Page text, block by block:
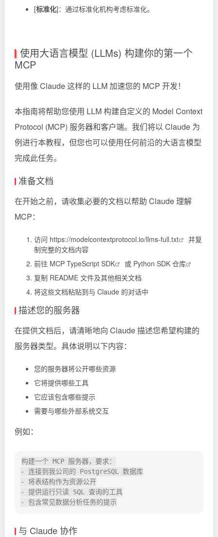
[标准化]：通过标准化机构考虑标准化。
使用大语言模型 (LLMs) 构建你的第一个
MCP
使用像 Claude这样的 LLM 加速您的 MCP 开发！
本指南将帮助您使用 LLM 构建自定义的 Model Context
Protocol (MCP) 服务器和客户端。我们将以 Claude 为
例进行本教程，但您也可以使用任何前沿的大语言模型
完成此任务。
准备文档
在开始之前，请收集必要的文档以帮助 Claude 理解
MCP：
访问 https://modelcontextprotocol.io/llms-full.txt
并复
制完整的文档内容
前往 MCP TypeScript SDK 或 Python SDK 仓库
复制 README 文件及其他相关文档
将这些文档粘贴到与 Claude 的对话中
描述您的服务器
在提供文档后，请清晰地向 Claude 描述您希望构建的
服务器类型。具体说明以下内容：
您的服务器将公开哪些资源
它将提供哪些工具
它应该包含哪些提示
需要与哪些外部系统交互
例如：
构建一个 MCP 服务器，要求：
- 连接到我公司的 PostgreSQL 数据库
- 将表结构作为资源公开
- 提供运行只读 SQL 查询的工具
与 Claude 协作